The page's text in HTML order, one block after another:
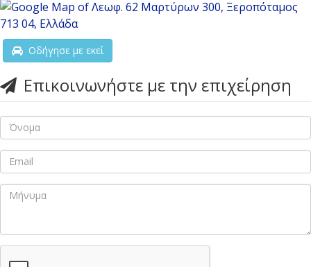
Οδήγησε με εκεί
Επικοινωνήστε με την επιχείρηση